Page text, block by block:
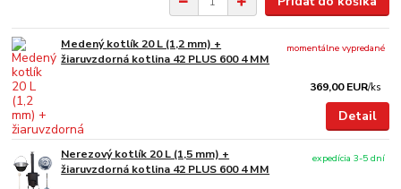
Medený kotlík 20 L (1,2 mm) +
žiaruvzdorná kotlina 42 PLUS 600 4 MM
369,00 EUR/ks
momentálne vypredané
Detail
Nerezový kotlík 20 L (1,5 mm) +
žiaruvzdorná kotlina 42 PLUS 600 4 MM
expedícia 3-5 dní